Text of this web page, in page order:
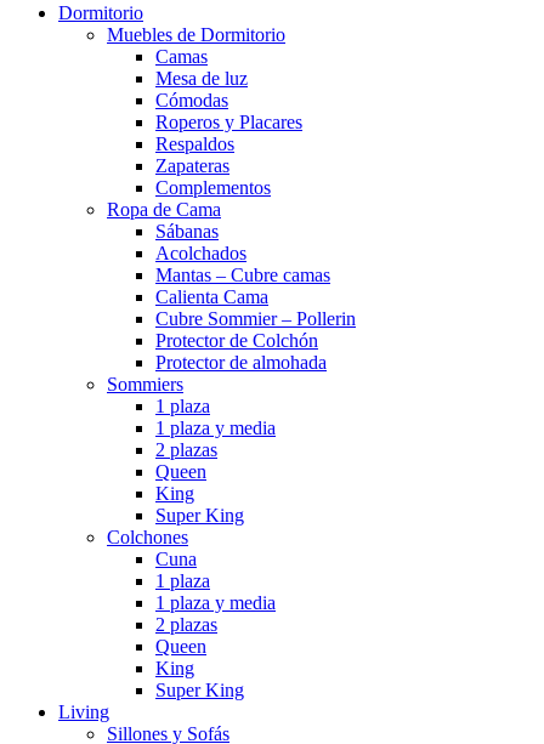
Dormitorio
Muebles de Dormitorio
Camas
Mesa de luz
Cómodas
Roperos y Placares
Respaldos
Zapateras
Complementos
Ropa de Cama
Sábanas
Acolchados
Mantas – Cubre camas
Calienta Cama
Cubre Sommier – Pollerin
Protector de Colchón
Protector de almohada
Sommiers
1 plaza
1 plaza y media
2 plazas
Queen
King
Super King
Colchones
Cuna
1 plaza
1 plaza y media
2 plazas
Queen
King
Super King
Living
Sillones y Sofás